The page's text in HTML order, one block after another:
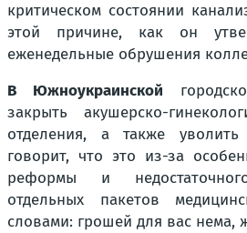
критическом состоянии
этой причине, как он
еженедельные обрушения
В Южноукраинской
закрыть акушерско-
отделения, а также
говорит, что это из-за
реформы и
отдельных пакетов
словами: грошей для вас нема,